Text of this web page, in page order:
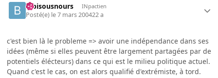
bibisousnours INpactien
Posté(e) le 7 mars 200422 a
c'est bien là le probleme => avoir une indépendance dans ses
idées (même si elles peuvent être largement partagées par de
potentiels élécteurs) dans ce qui est le milieu politique actuel.
Quand c'est le cas, on est alors qualifié d'extrémiste, à tord.